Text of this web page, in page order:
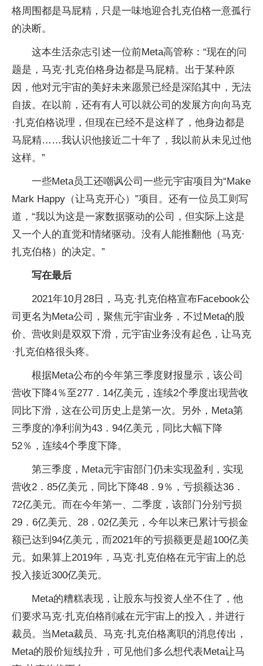
格周围都是马屁精，只是一味地迎合扎克伯格一意孤行
的决断。
这本生活杂志引述一位前Meta高管称：“现在的问
题是，马克·扎克伯格身边都是马屁精。出于某种原
因，他对元宇宙的美好未来愿景已经是深陷其中，无法
自拔。在以前，还有有人可以就公司的发展方向向马克
·扎克伯格说理，但现在已经不是这样了，他身边都是
马屁精……我认识他接近二十年了，我以前从未见过他
这样。”
一些Meta员工还嘲讽公司一些元宇宙项目为“Make
Mark Happy（让马克开心）”项目。还有一位员工则写
道，“我以为这是一家数据驱动的公司，但实际上这是
又一个人的直觉和情绪驱动。没有人能推翻他（马克·
扎克伯格）的决定。”
写在最后
2021年10月28日，马克·扎克伯格宣布Facebook公
司更名为Meta公司，聚焦元宇宙业务，不过Meta的股
价、营收则是双双下滑，元宇宙业务没有起色，让马克
·扎克伯格很头疼。
根据Meta公布的今年第三季度财报显示，该公司
营收下降4％至277．14亿美元，连续2个季度出现营收
同比下滑，这在公司历史上是第一次。另外，Meta第
三季度的净利润为43．94亿美元，同比大幅下降
52％，连续4个季度下降。
第三季度，Meta元宇宙部门仍未实现盈利，实现
营收2．85亿美元，同比下降48．9％，亏损额达36．
72亿美元。而在今年第一、二季度，该部门分别亏损
29．6亿美元、28．02亿美元，今年以来已累计亏损金
额已达到94亿美元，而2021年的亏损额更是超100亿美
元。如果算上2019年，马克·扎克伯格在元宇宙上的总
投入接近300亿美元。
Meta的糟糕表现，让股东与投资人坐不住了，他
们要求马克·扎克伯格削减在元宇宙上的投入，并进行
裁员。当Meta裁员、马克·扎克伯格离职的消息传出，
Meta的股价短线拉升，可见他们多么想代表Meta让马